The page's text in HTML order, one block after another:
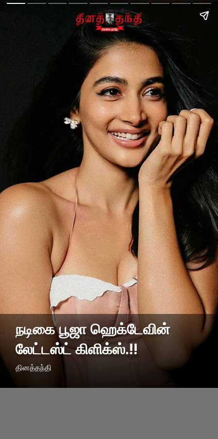
நடிகை பூஜா ஹெக்டேவின்
லேட்டஸ்ட் கிளிக்ஸ்.!!
தினத்தந்தி